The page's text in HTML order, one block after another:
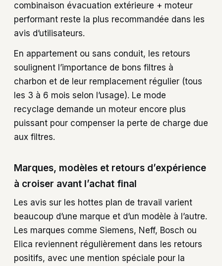
combinaison évacuation extérieure + moteur
performant reste la plus recommandée dans les
avis d’utilisateurs.
En appartement ou sans conduit, les retours
soulignent l’importance de bons filtres à
charbon et de leur remplacement régulier (tous
les 3 à 6 mois selon l’usage). Le mode
recyclage demande un moteur encore plus
puissant pour compenser la perte de charge due
aux filtres.
Marques, modèles et retours d’expérience
à croiser avant l’achat final
Les avis sur les hottes plan de travail varient
beaucoup d’une marque et d’un modèle à l’autre.
Les marques comme Siemens, Neff, Bosch ou
Elica reviennent régulièrement dans les retours
positifs, avec une mention spéciale pour la